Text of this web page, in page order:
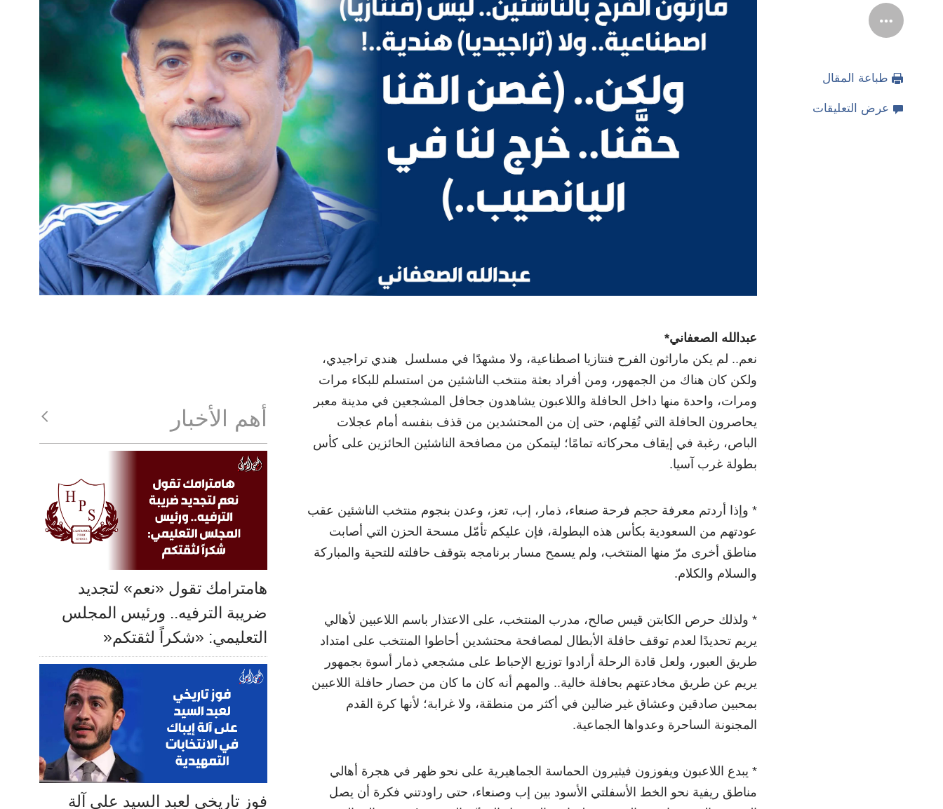
طباعة المقال
عرض التعليقات
عبدالله الصعفاني*
نعم.. لم يكن ماراثون الفرح فنتازيا اصطناعية، ولا مشهدًا في مسلسل هندي تراجيدي،
ولكن كان هناك من الجمهور، ومن أفراد بعثة منتخب الناشئين من استسلم للبكاء مرات
ومرات، واحدة منها داخل الحافلة واللاعبون يشاهدون جحافل المشجعين في مدينة معبر
يحاصرون الحافلة التي تُقِلهم، حتى إن من المحتشدين من قذف بنفسه أمام عجلات
الباص، رغبة في إيقاف محركاته تمامًا؛ ليتمكن من مصافحة الناشئين الحائزين على كأس
بطولة غرب آسيا.
* وإذا أردتم معرفة حجم فرحة صنعاء، ذمار، إب، تعز، وعدن بنجوم منتخب الناشئين عقب
عودتهم من السعودية بكأس هذه البطولة، فإن عليكم تأمّل مسحة الحزن التي أصابت
مناطق أخرى مرّ منها المنتخب، ولم يسمح مسار برنامجه بتوقف حافلته للتحية والمباركة
والسلام والكلام.
* ولذلك حرص الكابتن قيس صالح، مدرب المنتخب، على الاعتذار باسم اللاعبين لأهالي
يريم تحديدًا لعدم توقف حافلة الأبطال لمصافحة محتشدين أحاطوا المنتخب على امتداد
طريق العبور، ولعل قادة الرحلة أرادوا توزيع الإحباط على مشجعي ذمار أسوة بجمهور
يريم عن طريق مخادعتهم بحافلة خالية.. والمهم أنه كان ما كان من حصار حافلة اللاعبين
بمحبين صادقين وعشاق غير ضالين في أكثر من منطقة، ولا غرابة؛ لأنها كرة القدم
المجنونة الساحرة وعدواها الجماعية.
* يبدع اللاعبون ويفوزون فيثيرون الحماسة الجماهيرية على نحو ظهر في هجرة أهالي
مناطق ريفية نحو الخط الأسفلتي الأسود بين إب وصنعاء، حتى راودتني فكرة أن يصل
أهم الأخبار
هامترامك تقول «نعم» لتجديد
ضريبة الترفيه.. ورئيس المجلس
التعليمي: «شكراً لثقتكم«
فوز تاريخي لعبد السيد على آلة